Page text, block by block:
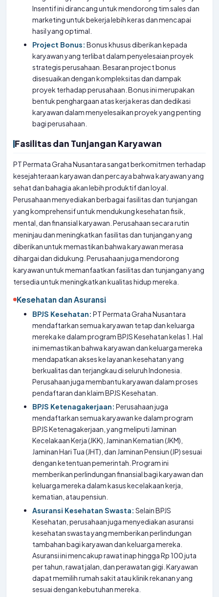
Insentif ini dirancang untuk mendorong tim sales dan
marketing untuk bekerja lebih keras dan mencapai
hasil yang optimal.
Project Bonus: Bonus khusus diberikan kepada
karyawan yang terlibat dalam penyelesaian proyek
strategis perusahaan. Besaran project bonus
disesuaikan dengan kompleksitas dan dampak
proyek terhadap perusahaan. Bonus ini merupakan
bentuk penghargaan atas kerja keras dan dedikasi
karyawan dalam menyelesaikan proyek yang penting
bagi perusahaan.
Fasilitas dan Tunjangan Karyawan
PT Permata Graha Nusantara sangat berkomitmen terhadap
kesejahteraan karyawan dan percaya bahwa karyawan yang
sehat dan bahagia akan lebih produktif dan loyal.
Perusahaan menyediakan berbagai fasilitas dan tunjangan
yang komprehensif untuk mendukung kesehatan fisik,
mental, dan finansial karyawan. Perusahaan secara rutin
meninjau dan meningkatkan fasilitas dan tunjangan yang
diberikan untuk memastikan bahwa karyawan merasa
dihargai dan didukung. Perusahaan juga mendorong
karyawan untuk memanfaatkan fasilitas dan tunjangan yang
tersedia untuk meningkatkan kualitas hidup mereka.
Kesehatan dan Asuransi
BPJS Kesehatan: PT Permata Graha Nusantara
mendaftarkan semua karyawan tetap dan keluarga
mereka ke dalam program BPJS Kesehatan kelas 1. Hal
ini memastikan bahwa karyawan dan keluarga mereka
mendapatkan akses ke layanan kesehatan yang
berkualitas dan terjangkau di seluruh Indonesia.
Perusahaan juga membantu karyawan dalam proses
pendaftaran dan klaim BPJS Kesehatan.
BPJS Ketenagakerjaan: Perusahaan juga
mendaftarkan semua karyawan ke dalam program
BPJS Ketenagakerjaan, yang meliputi Jaminan
Kecelakaan Kerja (JKK), Jaminan Kematian (JKM),
Jaminan Hari Tua (JHT), dan Jaminan Pensiun (JP) sesuai
dengan ketentuan pemerintah. Program ini
memberikan perlindungan finansial bagi karyawan dan
keluarga mereka dalam kasus kecelakaan kerja,
kematian, atau pensiun.
Asuransi Kesehatan Swasta: Selain BPJS
Kesehatan, perusahaan juga menyediakan asuransi
kesehatan swasta yang memberikan perlindungan
tambahan bagi karyawan dan keluarga mereka.
Asuransi ini mencakup rawat inap hingga Rp 100 juta
per tahun, rawat jalan, dan perawatan gigi. Karyawan
dapat memilih rumah sakit atau klinik rekanan yang
sesuai dengan kebutuhan mereka.